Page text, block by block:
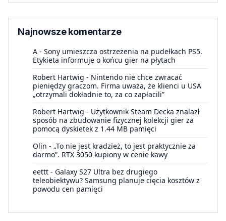
Najnowsze komentarze
A - Sony umieszcza ostrzeżenia na pudełkach PS5.
Etykieta informuje o końcu gier na płytach
Robert Hartwig - Nintendo nie chce zwracać
pieniędzy graczom. Firma uważa, że klienci u USA
„otrzymali dokładnie to, za co zapłacili”
Robert Hartwig - Użytkownik Steam Decka znalazł
sposób na zbudowanie fizycznej kolekcji gier za
pomocą dyskietek z 1.44 MB pamięci
Olin - „To nie jest kradzież, to jest praktycznie za
darmo”. RTX 3050 kupiony w cenie kawy
eettt - Galaxy S27 Ultra bez drugiego
teleobiektywu? Samsung planuje cięcia kosztów z
powodu cen pamięci